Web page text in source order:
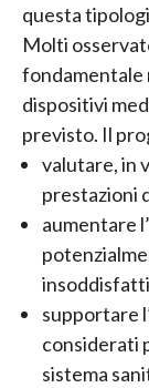
questa
Molti
fondamentale
dispositivi
previsto. Il
valutare, in
prestazioni
aumentare
supportare
considerati
sistema